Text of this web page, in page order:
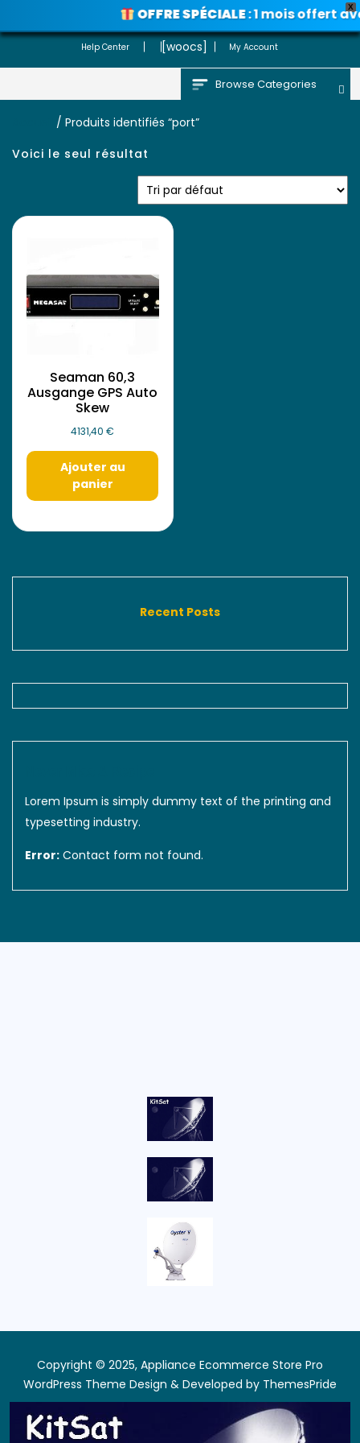
X
OFFRE SPÉCIALE: 1 mois offert
Voir les promos
Help Center [woocs] My Account
Browse Categories
/ Produits identifiés “port”
Voici le seul résultat
Seaman 60,3
Ausgange GPS Auto
Skew
4131,40€
Ajouter au
panier
Recent Posts
Lorem Ipsum is simply dummy text of the printing and
typesetting industry.
Error: Contact form not found.
Copyright © 2025, Appliance Ecommerce Store Pro
WordPress Theme Design & Developed by ThemesPride